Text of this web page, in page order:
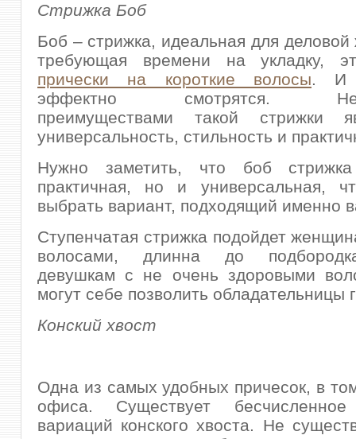
Стрижка Боб
Боб – стрижка, идеальная для
требующая времени на укладку,
прически на короткие волосы. И
эффектно смотрятся.
преимуществами такой стрижки
универсальность, стильность и
Нужно заметить, что боб
практичная, но и универсальная,
выбрать вариант, подходящий именно
Ступенчатая стрижка подойдет
волосами, длинна до
девушкам с не очень здоровыми
могут себе позволить обладательницы
Конский хвост
Одна из самых удобных причесок, в
офиса. Существует бесчисленное
вариаций конского хвоста. Не